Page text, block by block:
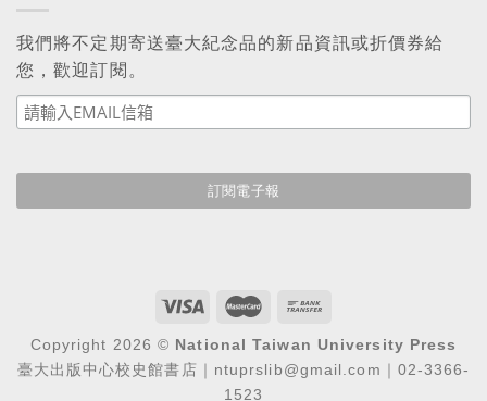
我們將不定期寄送臺大紀念品的新品資訊或折價券給
您，歡迎訂閱。
Copyright 2026 © National Taiwan University Press
臺大出版中心校史館書店｜ntuprslib@gmail.com｜02-3366-
1523